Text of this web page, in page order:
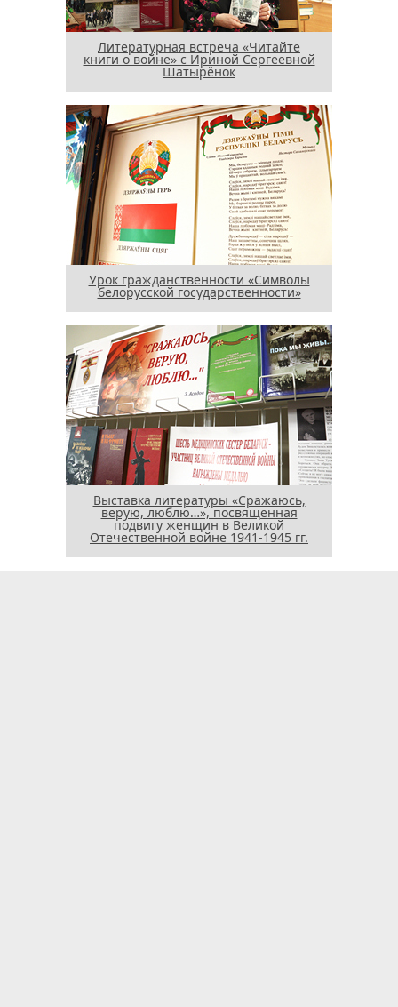
Литературная встреча «Читайте
книги о войне» с Ириной Сергеевной
Шатырёнок
Урок гражданственности «Символы
белорусской государственности»
Выставка литературы «Сражаюсь,
верую, люблю…», посвященная
подвигу женщин в Великой
Отечественной войне 1941-1945 гг.